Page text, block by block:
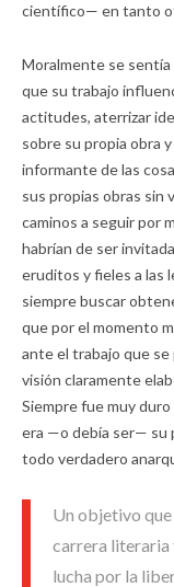
científico— en tanto
Moralmente se
que su trabajo
actitudes, aterrizar
sobre su propia obra
informante de las
sus propias obras sin
caminos a seguir por
habrían de ser
eruditos y fieles a las
siempre buscar
que por el momento
ante el trabajo que
visión claramente
Siempre fue muy
era —o debía ser— su
todo verdadero
Un objetivo que
carrera literaria
lucha por la